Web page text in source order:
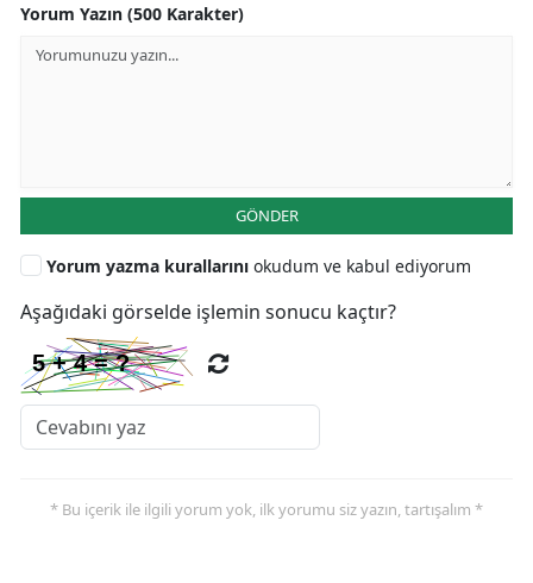
Yorum Yazın (500 Karakter)
GÖNDER
Yorum yazma kurallarını okudum ve kabul ediyorum
Aşağıdaki görselde işlemin sonucu kaçtır?
* Bu içerik ile ilgili yorum yok, ilk yorumu siz yazın, tartışalım *